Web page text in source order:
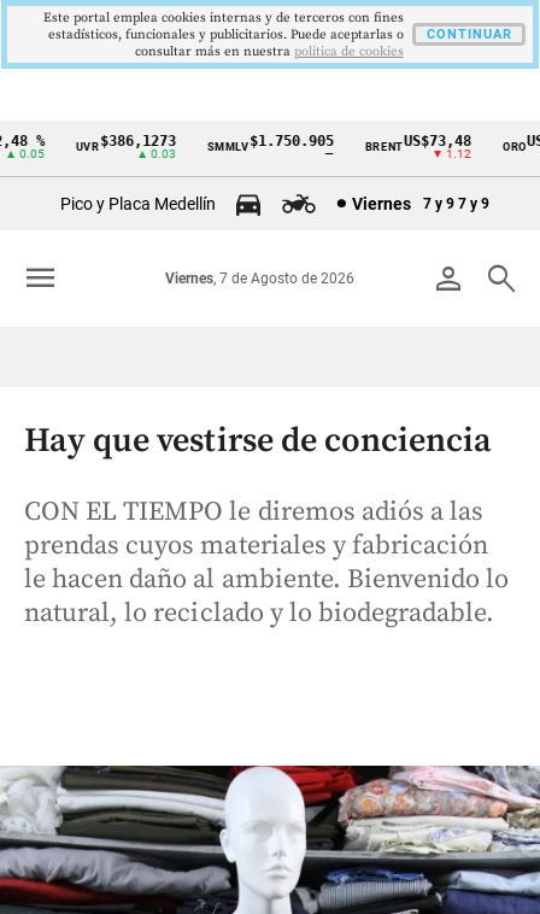
Cintillo
Colombia
% UVR$386,1273
▲ 0.03
SMMLV$1.750.905 BRENTUS$73,48
▼ 1.12
ORO
Pico y Placa Medellín Viernes 7 y 9 7 y 9
person search
Viernes, 7 de Agosto de 2026
menu
Hay que vestirse de conciencia
CON EL TIEMPO le diremos adiós a las
prendas cuyos materiales y fabricación
le hacen daño al ambiente. Bienvenido lo
natural, lo reciclado y lo biodegradable.
Este portal emplea cookies internas y de terceros con fines
estadísticos, funcionales y publicitarios. Puede aceptarlas o
consultar más en nuestra politica de cookies
CONTINUAR